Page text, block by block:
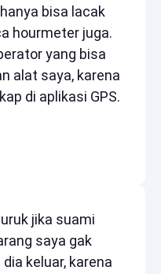
bisa lacak
hourmeter juga.
yang bisa
alat saya, karena
di aplikasi GPS.
jika suami
saya gak
keluar, karena